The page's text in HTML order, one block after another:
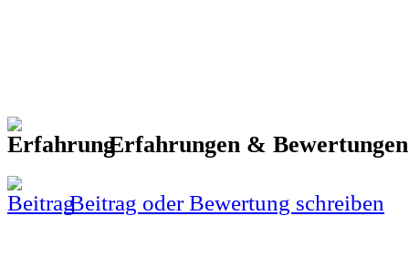
Erfahrungen &
Beitrag oder Bewertung schreiben